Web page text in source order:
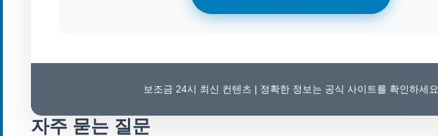
보조금 24시 최신 컨텐츠 | 정확한 정보는 공식 사이트를 확인하세요
자주 묻는 질문